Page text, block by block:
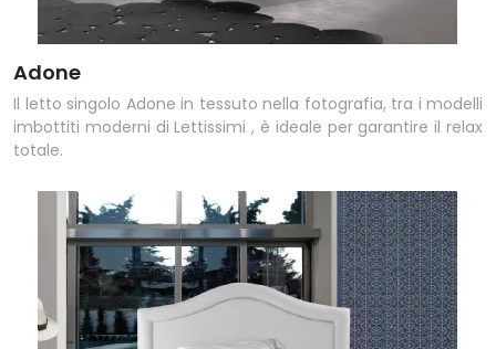
Adone
Il letto singolo Adone in tessuto nella fotografia, tra i modelli
imbottiti moderni di Lettissimi , è ideale per garantire il relax
totale.